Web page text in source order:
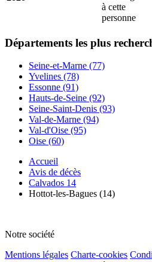
à cette
personne
Départements les plus
Seine-et-Marne (77)
Yvelines (78)
Essonne (91)
Hauts-de-Seine (92)
Seine-Saint-Denis (93)
Val-de-Marne (94)
Val-d'Oise (95)
Oise (60)
Accueil
Avis de décès
Calvados 14
Hottot-les-Bagues (14)
Notre société
Mentions légales Charte-cookies